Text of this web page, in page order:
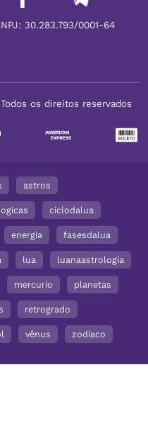
30.283.793/0001-64
os direitos reservados
astros
ciclodalua
energia fasesdalua
lua luanaastrologia
mercurio planetas
retrogrado
vênus zodiaco